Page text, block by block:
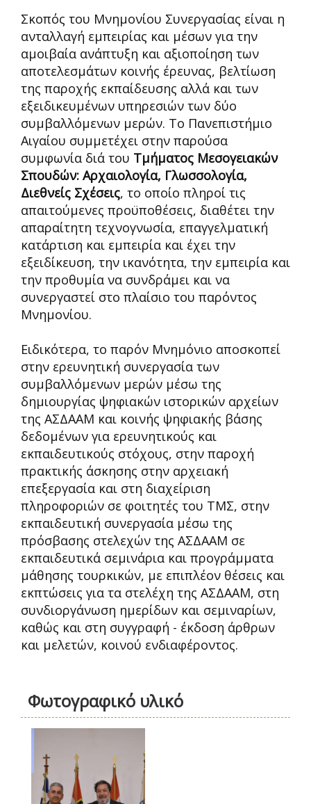
Σκοπός του Μνημονίου Συνεργασίας είναι η
ανταλλαγή εμπειρίας και μέσων για την
αμοιβαία ανάπτυξη και αξιοποίηση των
αποτελεσμάτων κοινής έρευνας, βελτίωση
της παροχής εκπαίδευσης αλλά και των
εξειδικευμένων υπηρεσιών των δύο
συμβαλλόμενων μερών. Το Πανεπιστήμιο
Αιγαίου συμμετέχει στην παρούσα
συμφωνία διά του Τμήματος Μεσογειακών
Σπουδών: Αρχαιολογία, Γλωσσολογία,
Διεθνείς Σχέσεις, το οποίο πληροί τις
απαιτούμενες προϋποθέσεις, διαθέτει την
απαραίτητη τεχνογνωσία, επαγγελματική
κατάρτιση και εμπειρία και έχει την
εξειδίκευση, την ικανότητα, την εμπειρία και
την προθυμία να συνδράμει και να
συνεργαστεί στο πλαίσιο του παρόντος
Μνημονίου.
Ειδικότερα, το παρόν Μνημόνιο αποσκοπεί
στην ερευνητική συνεργασία των
συμβαλλόμενων μερών μέσω της
δημιουργίας ψηφιακών ιστορικών αρχείων
της ΑΣΔΑΑΜ και κοινής ψηφιακής βάσης
δεδομένων για ερευνητικούς και
εκπαιδευτικούς στόχους, στην παροχή
πρακτικής άσκησης στην αρχειακή
επεξεργασία και στη διαχείριση
πληροφοριών σε φοιτητές του ΤΜΣ, στην
εκπαιδευτική συνεργασία μέσω της
πρόσβασης στελεχών της ΑΣΔΑΑΜ σε
εκπαιδευτικά σεμινάρια και προγράμματα
μάθησης τουρκικών, με επιπλέον θέσεις και
εκπτώσεις για τα στελέχη της ΑΣΔΑΑΜ, στη
συνδιοργάνωση ημερίδων και σεμιναρίων,
καθώς και στη συγγραφή - έκδοση άρθρων
και μελετών, κοινού ενδιαφέροντος.
Φωτογραφικό υλικό